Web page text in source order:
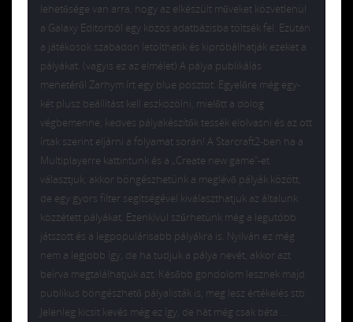
lehetősége van arra, hogy az elkészült műveket közvetlenül
a Galaxy Editorból egy közös adatbázisba töltsék fel. Ezután
a játékosok szabadon letölthetik és kipróbálhatják ezeket a
pályákat. (vagyis ez az elmélet) A pálya publikálás
menetéről Zarhym írt egy blue posztot. Egyelőre még egy-
két plusz beállítást kell eszközölni, mielőtt a dolog
végbemenne, kedves pályakészítők tessék elolvasni és az ott
írtak szerint eljárni a folyamat során! A Starcraft2-ben ha a
Multiplayerre kattintunk és a „Create new game”-et
választjuk, akkor böngészhetünk a meglévő pályák között,
de egy gyors filter segítségével kiválaszthatjuk az általunk
közzétett pályákat. Ezenkívül szűrhetünk még a legutóbb
játszott és a legpopulárisabb pályákra is. Nyilván ez még
nem a legjobb így, de ha tudjuk a pálya nevét, akkor azt
beírva megtalálhatjuk azt. Később gondolom lesznek majd
publikus böngészhető pályalisták is, meg lesz értékelés stb.
Jelenleg kicsit kevés még ez így, de hát még csak béta …